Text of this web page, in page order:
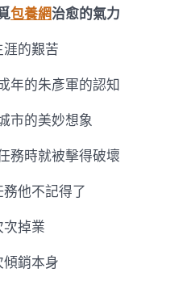
包養網治愈的氣力
的艱苦
年的朱彥軍的認知
市的美妙想象
務時就被擊得破壞
他不記得了
次掉業
銷本身